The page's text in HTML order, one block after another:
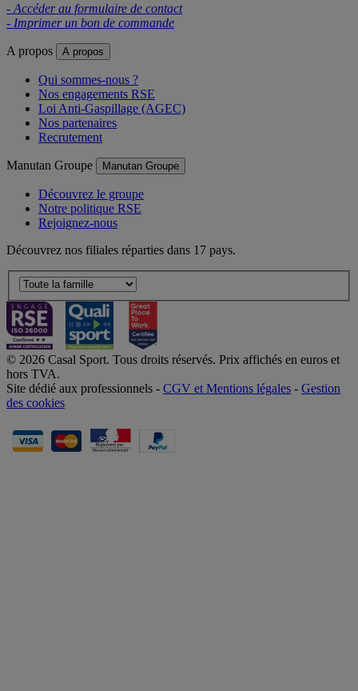
- Accéder au formulaire de contact
- Imprimer un bon de commande
A propos A propos
Qui sommes-nous ?
Nos engagements RSE
Loi Anti-Gaspillage (AGEC)
Nos partenaires
Recrutement
Manutan Groupe Manutan Groupe
Découvrez le groupe
Notre politique RSE
Rejoignez-nous
Découvrez nos filiales réparties dans 17 pays.
© 2026 Casal Sport. Tous droits réservés. Prix affichés en euros et
hors TVA.
Site dédié aux professionnels - CGV et Mentions légales - Gestion
des cookies